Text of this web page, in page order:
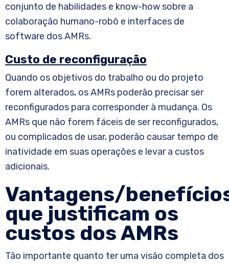
conjunto de habilidades e know-how sobre a
colaboração humano-robô e interfaces de
software dos AMRs.
Custo de reconfiguração
Quando os objetivos do trabalho ou do projeto
forem alterados, os AMRs poderão precisar ser
reconfigurados para corresponder à mudança. Os
AMRs que não forem fáceis de ser reconfigurados,
ou complicados de usar, poderão causar tempo de
inatividade em suas operações e levar a custos
adicionais.
Vantagens/
que justificam os
custos dos AMRs
Tão importante quanto ter uma visão completa dos